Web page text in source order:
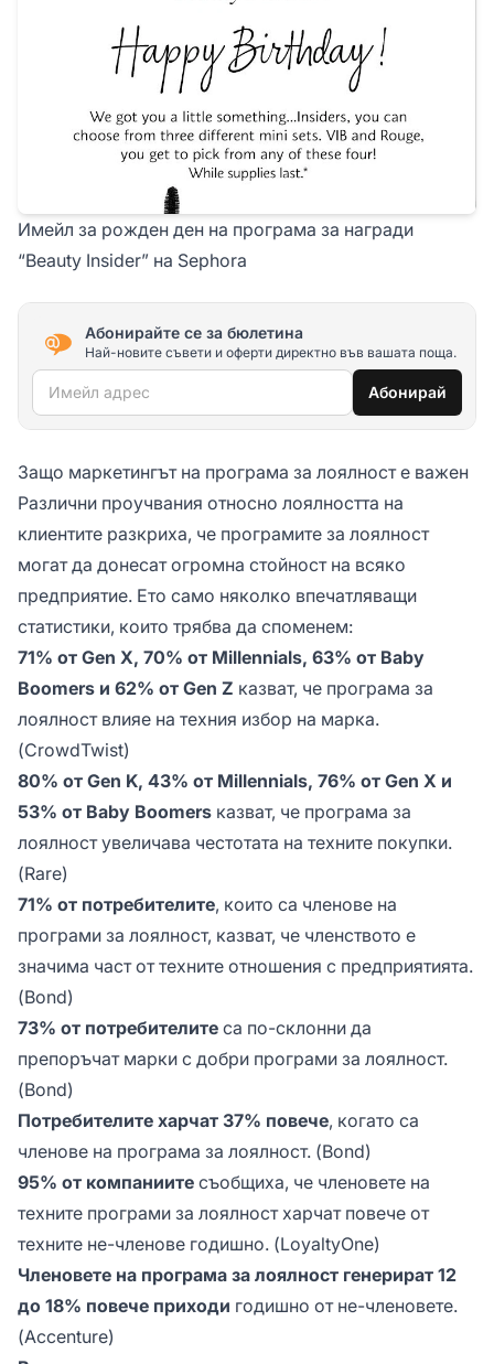
Имейл за рожден ден на програма за награди
“Beauty Insider” на Sephora
Абонирайте се за бюлетина
Най-новите съвети и оферти директно във вашата поща.
Имейл адрес Абонирай
Защо маркетингът на програма за лоялност е важен
Различни проучвания относно лоялността на
клиентите разкриха, че програмите за лоялност
могат да донесат огромна стойност на всяко
предприятие. Ето само няколко впечатляващи
статистики, които трябва да споменем:
71% от Gen X, 70% от Millennials, 63% от Baby
Boomers и 62% от Gen Z казват, че програма за
лоялност влияе на техния избор на марка.
(CrowdTwist)
80% от Gen K, 43% от Millennials, 76% от Gen X и
53% от Baby Boomers казват, че програма за
лоялност увеличава честотата на техните покупки.
(Rare)
71% от потребителите, които са членове на
програми за лоялност, казват, че членството е
значима част от техните отношения с предприятията.
(Bond)
73% от потребителите са по-склонни да
препоръчат марки с добри програми за лоялност.
(Bond)
Потребителите харчат 37% повече, когато са
членове на програма за лоялност. (Bond)
95% от компаниите съобщиха, че членовете на
техните програми за лоялност харчат повече от
техните не-членове годишно. (LoyaltyOne)
Членовете на програма за лоялност генерират 12
до 18% повече приходи годишно от не-членовете.
(Accenture)